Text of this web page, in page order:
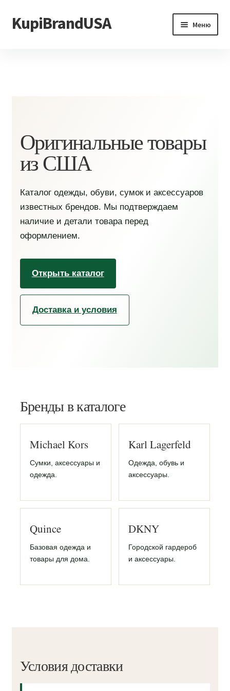
Перейти
к
Перейти
к
KupiBrandUSA Меню
Оригинальные товары
из США
Каталог одежды, обуви, сумок и аксессуаров
известных брендов. Мы подтверждаем
наличие и детали товара перед
оформлением.
Открыть каталог
Доставка и условия
Бренды в каталоге
Michael Kors
Сумки, аксессуары и
одежда.
Karl Lagerfeld
Одежда, обувь и
аксессуары.
Quince
Базовая одежда и
товары для дома.
DKNY
Городской гардероб
и аксессуары.
Условия доставки